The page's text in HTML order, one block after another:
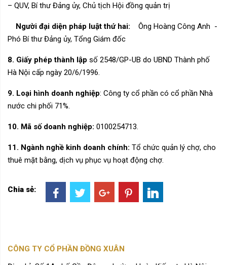
– QUV, Bí thư Đảng ủy, Chủ tịch Hội đồng quản trị
Người đại diện pháp luật thứ hai:
Ông Hoàng Công Anh -
Phó Bí thư Đảng ủy, Tổng Giám đốc
8. Giấy phép thành lập số 2548/GP-UB do UBND Thành phố
Hà Nội cấp ngày 20/6/1996.
9. Loại hình doanh nghiệp: Công ty cổ phần có cổ phần Nhà
nước chi phối 71%.
10. Mã số doanh nghiệp: 0100254713.
11. Ngành nghề kinh doanh chính: Tổ chức quản lý chợ, cho
thuê mặt bằng, dịch vụ phục vụ hoạt động chợ.
Chia sẻ:
CÔNG TY CỔ PHẦN ĐỒNG XUÂN